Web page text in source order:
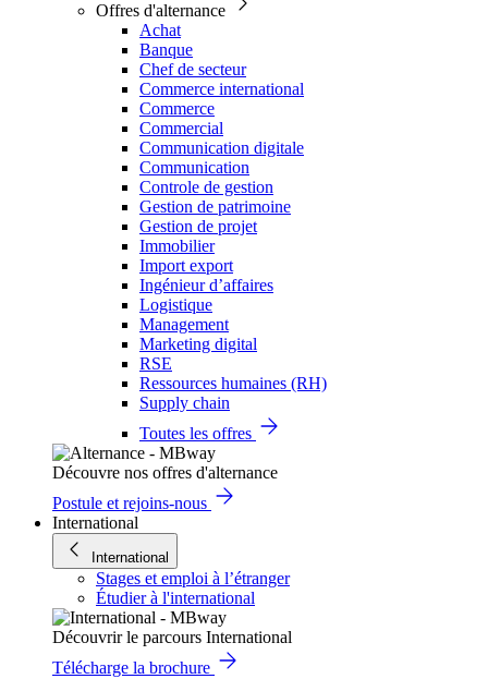
Offres d'alternance
Achat
Banque
Chef de secteur
Commerce international
Commerce
Commercial
Communication digitale
Communication
Controle de gestion
Gestion de patrimoine
Gestion de projet
Immobilier
Import export
Ingénieur d’affaires
Logistique
Management
Marketing digital
RSE
Ressources humaines (RH)
Supply chain
Toutes les offres
Découvre nos offres d'alternance
Postule et rejoins-nous
International
International
Stages et emploi à l’étranger
Étudier à l'international
Découvrir le parcours International
Télécharge la brochure